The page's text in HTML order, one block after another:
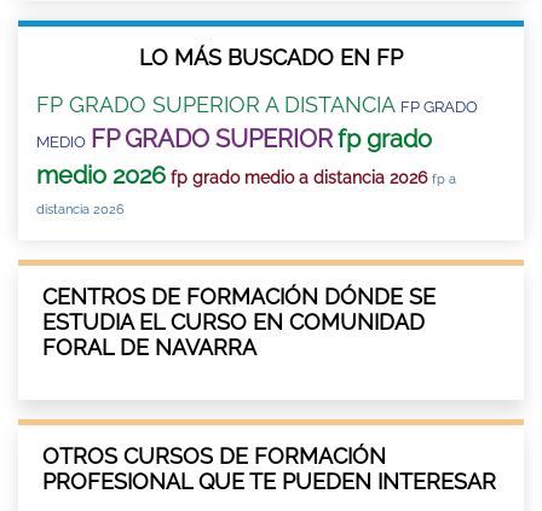
LO MÁS BUSCADO EN FP
FP GRADO SUPERIOR A DISTANCIA FP GRADO
MEDIO FP GRADO SUPERIORfp grado
medio 2026 fp grado medio a distancia 2026 fp a
distancia 2026
CENTROS DE FORMACIÓN DÓNDE SE
ESTUDIA EL CURSO EN COMUNIDAD
FORAL DE NAVARRA
OTROS CURSOS DE FORMACIÓN
PROFESIONAL QUE TE PUEDEN INTERESAR